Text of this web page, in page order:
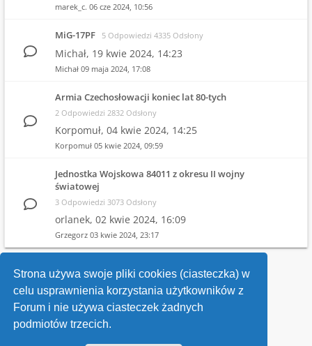
Strona używa swoje pliki cookies (ciasteczka) w
celu usprawnienia korzystania użytkowników z
Forum i nie używa ciasteczek żadnych
podmiotów trzecich.
marek_c. 06 cze 2024, 10:56
MiG-17PF 5 Odpowiedzi 4335 Odsłony
Michał, 19 kwie 2024, 14:23
Michał 09 maja 2024, 17:08
Armia Czechosłowacji koniec lat 80-tych
2 Odpowiedzi 2832 Odsłony
Korpomuł, 04 kwie 2024, 14:25
Korpomuł 05 kwie 2024, 09:59
Jednostka Wojskowa 84011 z okresu II wojny
światowej
3 Odpowiedzi 3073 Odsłony
orlanek, 02 kwie 2024, 16:09
Grzegorz 03 kwie 2024, 23:17
1 2 3 4
Wróć do wykazu forów